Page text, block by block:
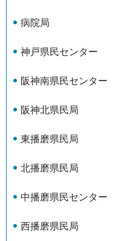
病院局
神戸県民センター
阪神南県民センター
阪神北県民局
東播磨県民局
北播磨県民局
中播磨県民センター
西播磨県民局